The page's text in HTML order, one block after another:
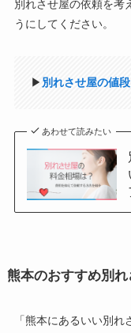
別れさせ屋の依頼を考
うにしてください。
▶ 別れさせ屋の値
あわせて読みたい
熊本のおすすめ別
「熊本にあるいい別